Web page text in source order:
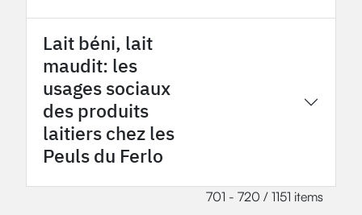
Lait béni, lait
maudit: les
usages sociaux
des produits
laitiers chez les
Peuls du Ferlo
701 - 720 / 1151 items